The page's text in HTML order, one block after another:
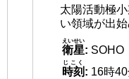
太陽活動極
い領域が出始
衛星
えいせい
: SOHO
時刻
じこく
: 16時